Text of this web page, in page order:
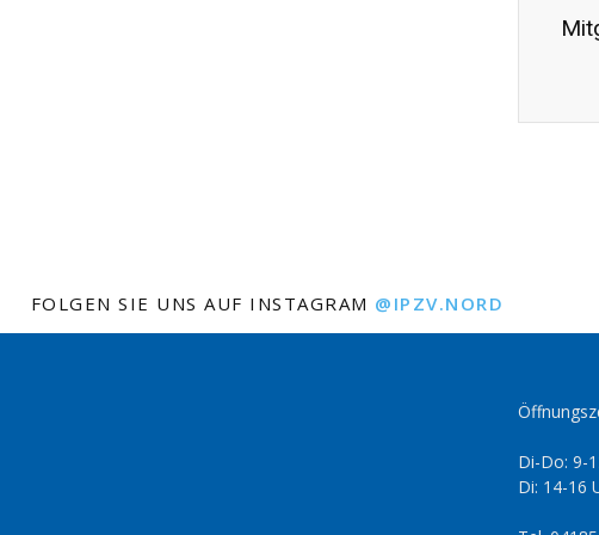
FOLGEN SIE UNS AUF INSTAGRAM @IPZV.NORD
Di-Do: 9-
Di: 14-16